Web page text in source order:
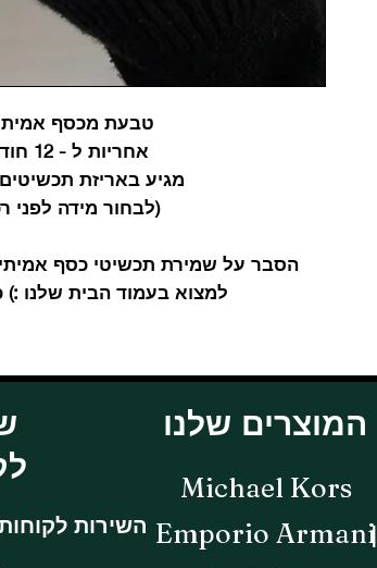
טבעת מכסף אמיתי
אחריות ל - 12 חודשים
מגיע באריזת
(לבחור מידה לפני
הסבר על שמירת תכשיטי כסף אמיתי /
למצוא בעמוד הבית שלנו
השירות
המוצרים שלנו
Michael Kors
Emporio Armani